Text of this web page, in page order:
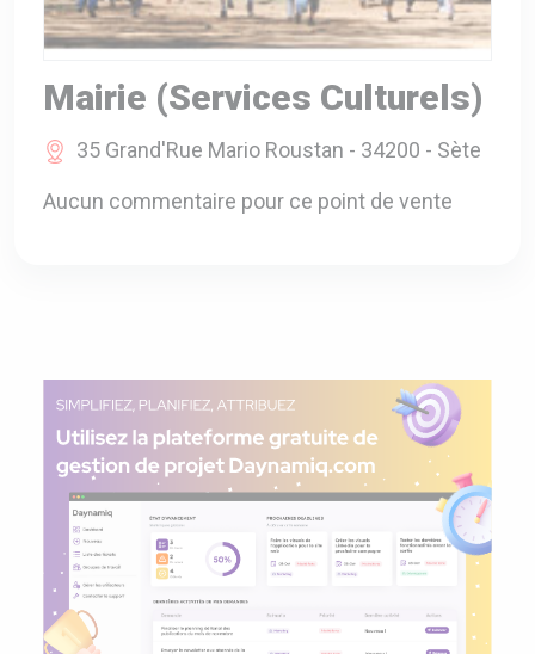
CATALOGUES
Mairie (Services Culturels)
35 Grand'Rue Mario Roustan - 34200 - Sète
Aucun commentaire pour ce point de vente